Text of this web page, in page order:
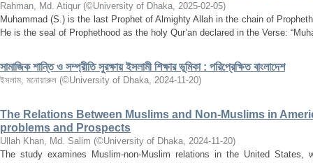
Rahman, Md. Atiqur (©University of Dhaka, 2025-02-05)
Muhammad (S.) is the last Prophet of Almighty Allah in the chain of
He is the seal of Prophethood as the holy Qur’an declared in the Verse:
সামাজিক শান্তি ও সম্প্রীতি সুরক্ষায় ইসলামী শিক্ষার ভূমিকা : পরিপ্রেক্ষিত বাংলাদেশ
ইসলাম, মনোয়ারুল (©University of Dhaka, 2024-11-20)
The Relations Between Muslims and Non-Muslims in
problems and Prospects
Ullah Khan, Md. Salim (©University of Dhaka, 2024-11-20)
The study examines Muslim-non-Muslim relations in the United States,